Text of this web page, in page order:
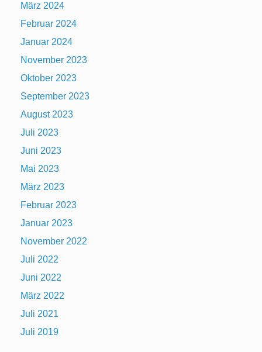
März 2024
Februar 2024
Januar 2024
November 2023
Oktober 2023
September 2023
August 2023
Juli 2023
Juni 2023
Mai 2023
März 2023
Februar 2023
Januar 2023
November 2022
Juli 2022
Juni 2022
März 2022
Juli 2021
Juli 2019